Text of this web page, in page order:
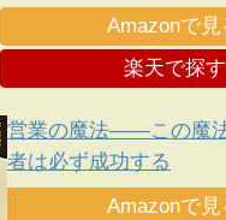
ーズ
Amazonで見
楽天で探す
営業の魔法――この魔
者は必ず成功する
Amazonで見